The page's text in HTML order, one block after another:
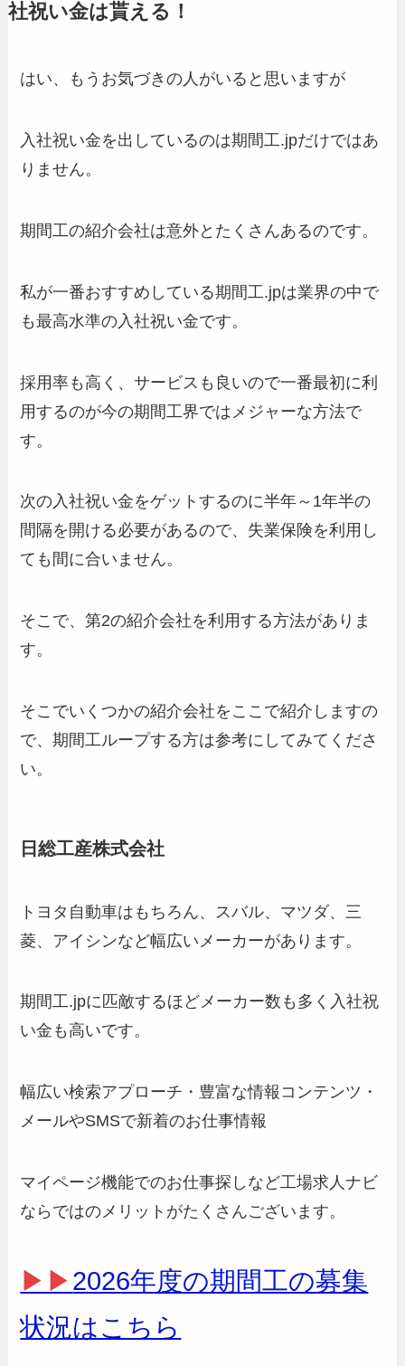
社祝い金は貰える！
はい、もうお気づきの人がいると思いますが
入社祝い金を出しているのは期間工.jpだけではあ
りません。
期間工の紹介会社は意外とたくさんあるのです。
私が一番おすすめしている期間工.jpは業界の中で
も最高水準の入社祝い金です。
採用率も高く、サービスも良いので一番最初に利
用するのが今の期間工界ではメジャーな方法で
す。
次の入社祝い金をゲットするのに半年～1年半の
間隔を開ける必要があるので、失業保険を利用し
ても間に合いません。
そこで、第2の紹介会社を利用する方法がありま
す。
そこでいくつかの紹介会社をここで紹介しますの
で、期間工ループする方は参考にしてみてくださ
い。
日総工産株式会社
トヨタ自動車はもちろん、スバル、マツダ、三
菱、アイシンなど幅広いメーカーがあります。
期間工.jpに匹敵するほどメーカー数も多く入社祝
い金も高いです。
幅広い検索アプローチ・豊富な情報コンテンツ・
メールやSMSで新着のお仕事情報
マイページ機能でのお仕事探しなど工場求人ナビ
ならではのメリットがたくさんございます。
▶▶2026年度の期間工の募集
状況はこちら